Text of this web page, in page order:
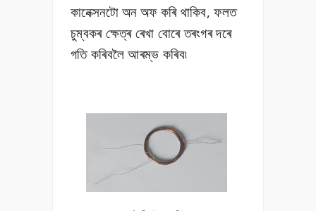
কানেক্সনটো অন অফ কৰি থাকিব, ফলত
চুম্বকৰ ক্ষেত্ৰ ৰেখা বোৰে তৰংগৰ দৰে
গতি কৰিবলৈ আৰম্ভ কৰিব৷